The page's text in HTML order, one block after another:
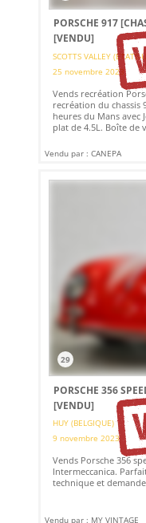
PORSCHE 917
[VENDU]
SCOTTS VALLEY (ETATS-
25 novembre 2023
Vends recréation
recréation du chassis
heures du Mans avec
plat de 4.5L. Boîte de
Vendu par : CANEPA
29
PORSCHE 356
[VENDU]
HUY (BELGIQUE)
9 novembre 2023
Vends Porsche 356
Intermeccanica.
technique et
Vendu par : MY VINTAGE